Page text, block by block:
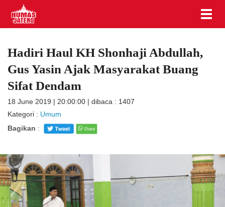
Hadiri Haul KH Shonhaji Abdullah,
Gus Yasin Ajak Masyarakat Buang
Sifat Dendam
18 June 2019 | 20:00:00 | dibaca : 1407
Kategori : Umum
Bagikan :